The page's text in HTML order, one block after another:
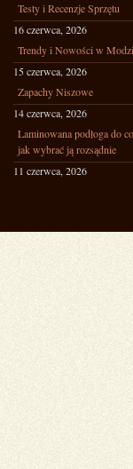
Testy i Recenzje Sprzętu
16 czerwca, 2026
Trendy i Nowości w
15 czerwca, 2026
Zapachy Niszowe
14 czerwca, 2026
Laminowana podłoga do
jak wybrać ją rozsądnie
11 czerwca, 2026